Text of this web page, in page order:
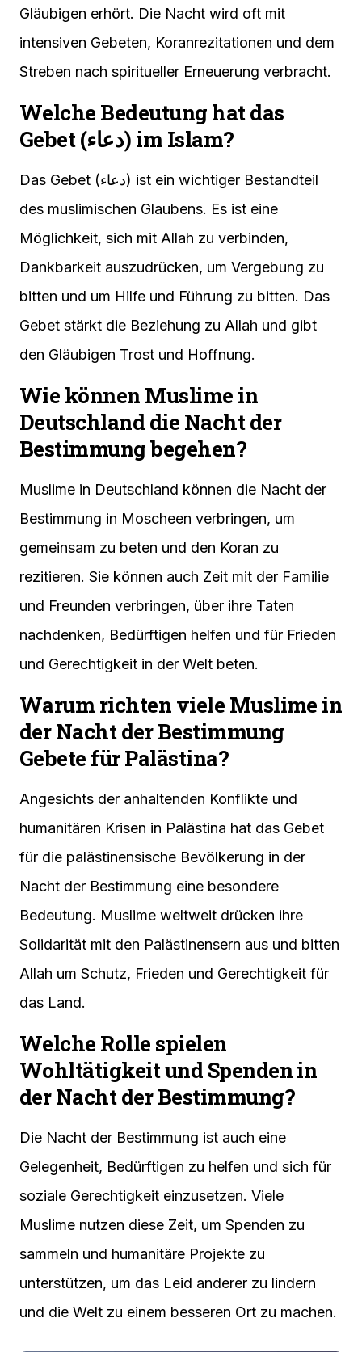
Gläubigen erhört. Die Nacht wird oft mit
intensiven Gebeten, Koranrezitationen und dem
Streben nach spiritueller Erneuerung verbracht.
Welche Bedeutung hat das
Gebet (دعاء) im Islam?
Das Gebet (دعاء) ist ein wichtiger Bestandteil
des muslimischen Glaubens. Es ist eine
Möglichkeit, sich mit Allah zu verbinden,
Dankbarkeit auszudrücken, um Vergebung zu
bitten und um Hilfe und Führung zu bitten. Das
Gebet stärkt die Beziehung zu Allah und gibt
den Gläubigen Trost und Hoffnung.
Wie können Muslime in
Deutschland die Nacht der
Bestimmung begehen?
Muslime in Deutschland können die Nacht der
Bestimmung in Moscheen verbringen, um
gemeinsam zu beten und den Koran zu
rezitieren. Sie können auch Zeit mit der Familie
und Freunden verbringen, über ihre Taten
nachdenken, Bedürftigen helfen und für Frieden
und Gerechtigkeit in der Welt beten.
Warum richten viele Muslime in
der Nacht der Bestimmung
Gebete für Palästina?
Angesichts der anhaltenden Konflikte und
humanitären Krisen in Palästina hat das Gebet
für die palästinensische Bevölkerung in der
Nacht der Bestimmung eine besondere
Bedeutung. Muslime weltweit drücken ihre
Solidarität mit den Palästinensern aus und bitten
Allah um Schutz, Frieden und Gerechtigkeit für
das Land.
Welche Rolle spielen
Wohltätigkeit und Spenden in
der Nacht der Bestimmung?
Die Nacht der Bestimmung ist auch eine
Gelegenheit, Bedürftigen zu helfen und sich für
soziale Gerechtigkeit einzusetzen. Viele
Muslime nutzen diese Zeit, um Spenden zu
sammeln und humanitäre Projekte zu
unterstützen, um das Leid anderer zu lindern
und die Welt zu einem besseren Ort zu machen.